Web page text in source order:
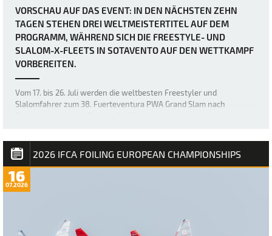
VORSCHAU AUF DAS EVENT: IN DEN NÄCHSTEN ZEHN
TAGEN STEHEN DREI WELTMEISTERTITEL AUF DEM
PROGRAMM, WÄHREND SICH DIE FREESTYLE- UND
SLALOM-X-FLEETS IN SOTAVENTO AUF DEN WETTKAMPF
VORBEREITEN.
Vom 17. bis 26. Juli werden die weltbesten Freestyler und
Slalomfahrer zum 38. Fuerteventura PWA Grand Slam nach
Frauen sowie die Weltmeistertitel i…
2026 IFCA FOILING EUROPEAN CHAMPIONSHIPS
16
07.2026